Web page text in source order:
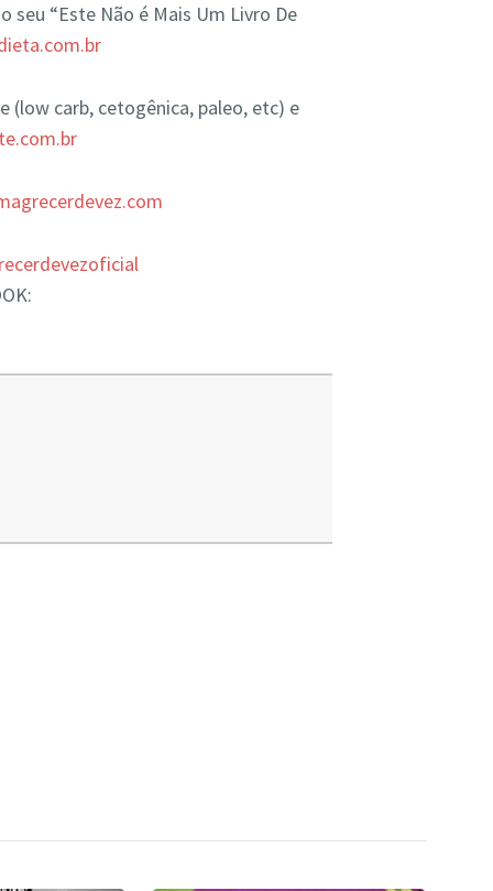
seu “Este Não é Mais Um Livro De
(low carb, cetogênica, paleo, etc) e